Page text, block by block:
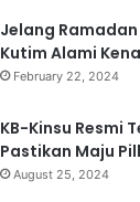
Jelang
Kutim Alami
February 22, 2024
KB-Kinsu Resmi
Pastikan Maju
August 25, 2024